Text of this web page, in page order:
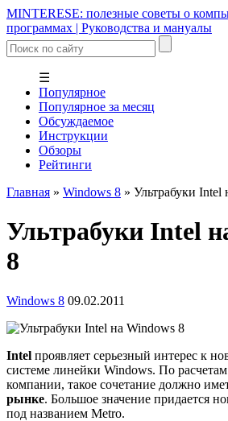
MINTERESE: полезные советы о
программах | Руководства и мануалы
☰
Популярное
Популярное за месяц
Обсуждаемое
Инструкции
Обзоры
Рейтинги
Главная » Windows 8 » Ультрабуки Intel
Ультрабуки Intel
8
Windows 8 09.02.2011
Intel проявляет серьезный интерес к
системе линейки Windows. По расчетам
компании, такое сочетание должно
рынке. Большое значение придается
под названием Metro.